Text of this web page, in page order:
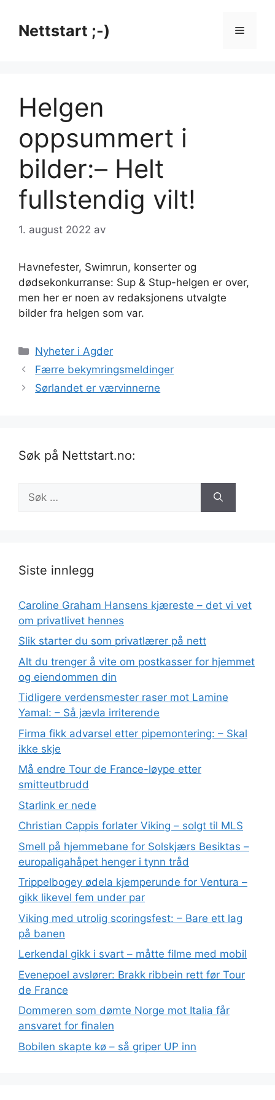
innholdNettstart ;-) Meny
Helgen
oppsummert i
bilder:– Helt
fullstendig vilt!
1. august 2022 av
Havnefester, Swimrun, konserter og
dødsekonkurranse: Sup & Stup-helgen er over,
men her er noen av redaksjonens utvalgte
bilder fra helgen som var.
Kategorier
Nyheter i Agder
Færre bekymringsmeldinger
Sørlandet er værvinnerne
Søk på Nettstart.no:
etter:
Siste innlegg
Caroline Graham Hansens kjæreste – det vi vet
om privatlivet hennes
Slik starter du som privatlærer på nett
Alt du trenger å vite om postkasser for hjemmet
og eiendommen din
Tidligere verdensmester raser mot Lamine
Yamal: – Så jævla irriterende
Firma fikk advarsel etter pipemontering: – Skal
ikke skje
Må endre Tour de France-løype etter
smitteutbrudd
Starlink er nede
Christian Cappis forlater Viking – solgt til MLS
Smell på hjemmebane for Solskjærs Besiktas –
europaligahåpet henger i tynn tråd
Trippelbogey ødela kjemperunde for Ventura –
gikk likevel fem under par
Viking med utrolig scoringsfest: – Bare ett lag
på banen
Lerkendal gikk i svart – måtte filme med mobil
Evenepoel avslører: Brakk ribbein rett før Tour
de France
Dommeren som dømte Norge mot Italia får
ansvaret for finalen
Bobilen skapte kø – så griper UP inn